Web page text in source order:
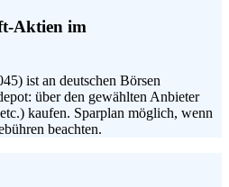
Aktien im
ist an deutschen Börsen
über den gewählten Anbieter
kaufen. Sparplan möglich, wenn
beachten.